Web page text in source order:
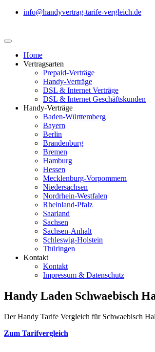
info@handyvertrag-tarife-vergleich.de
Home
Vertragsarten
Prepaid-Verträge
Handy-Verträge
DSL & Internet Verträge
DSL & Internet Geschäftskunden
Handy-Verträge
Baden-Württemberg
Bayern
Berlin
Brandenburg
Bremen
Hamburg
Hessen
Mecklenburg-Vorpommern
Niedersachsen
Nordrhein-Westfalen
Rheinland-Pfalz
Saarland
Sachsen
Sachsen-Anhalt
Schleswig-Holstein
Thüringen
Kontakt
Kontakt
Impressum & Datenschutz
Handy Laden Schwaebisch
Der Handy Tarife Vergleich für Schwaebisch
Zum Tarifvergleich